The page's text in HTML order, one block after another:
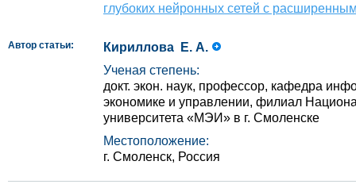
глубоких нейронных сетей с
Автор статьи:
Кириллова Е. А.
Ученая степень:
докт. экон. наук, профессор, кафедра
экономике и управлении, филиал
университета «МЭИ» в г. Смоленске
Местоположение:
г. Смоленск, Россия